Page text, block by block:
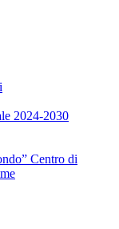
2024-2030
Centro di